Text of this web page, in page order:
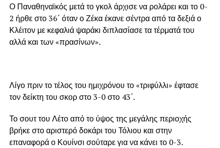
Ο Παναθηναϊκός μετά το γκολ άρχισε να ρολάρει και το 0-
2 ήρθε στο 36΄ όταν ο Ζέκα έκανε σέντρα από τα δεξιά ο
Κλέιτον με κεφαλιά ψαράκι διπλασίασε τα τέρματά του
αλλά και των «πρασίνων».
Λίγο πριν το τέλος του ημιχρόνου το «τριφύλλι» έφτασε
τον δείκτη του σκορ στο 3-0 στο 43΄.
Το σουτ του Λέτο από το ύψος της μεγάλης περιοχής
βρήκε στο αριστερό δοκάρι του Τόλιου και στην
επαναφορά ο Κουίνσι σούταρε για να κάνει το 0-3.